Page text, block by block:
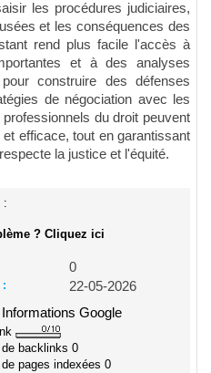
les procédures judiciaires,
et les conséquences des
rend plus facile l'accès à
et à des analyses
construire des défenses
de négociation avec les
du droit peuvent
efficace, tout en garantissant
la justice et l'équité.
:
? Cliquez ici
0
:
22-05-2026
Informations Google
de backlinks 0
de pages indexées 0